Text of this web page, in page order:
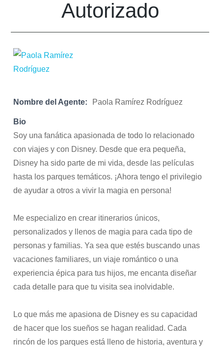
Autorizado
Nombre del Agente: Paola Ramírez Rodríguez
Bio
Soy una fanática apasionada de todo lo relacionado
con viajes y con Disney. Desde que era pequeña,
Disney ha sido parte de mi vida, desde las películas
hasta los parques temáticos. ¡Ahora tengo el privilegio
de ayudar a otros a vivir la magia en persona!
Me especializo en crear itinerarios únicos,
personalizados y llenos de magia para cada tipo de
personas y familias. Ya sea que estés buscando unas
vacaciones familiares, un viaje romántico o una
experiencia épica para tus hijos, me encanta diseñar
cada detalle para que tu visita sea inolvidable.
Lo que más me apasiona de Disney es su capacidad
de hacer que los sueños se hagan realidad. Cada
rincón de los parques está lleno de historia, aventura y